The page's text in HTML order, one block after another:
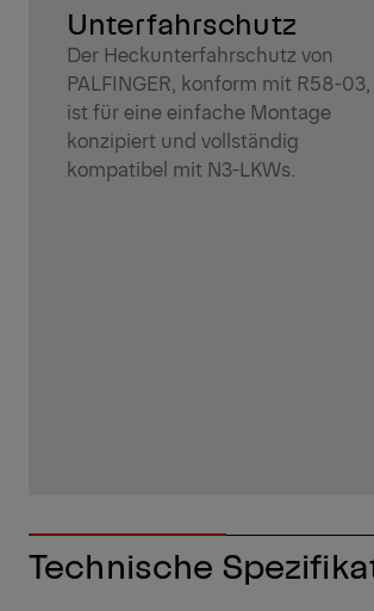
Unterfahrschutz
Der Heckunterfahrschutz von
PALFINGER, konform mit R58-03,
ist für eine einfache Montage
konzipiert und vollständig
kompatibel mit N3-LKWs.
Technische